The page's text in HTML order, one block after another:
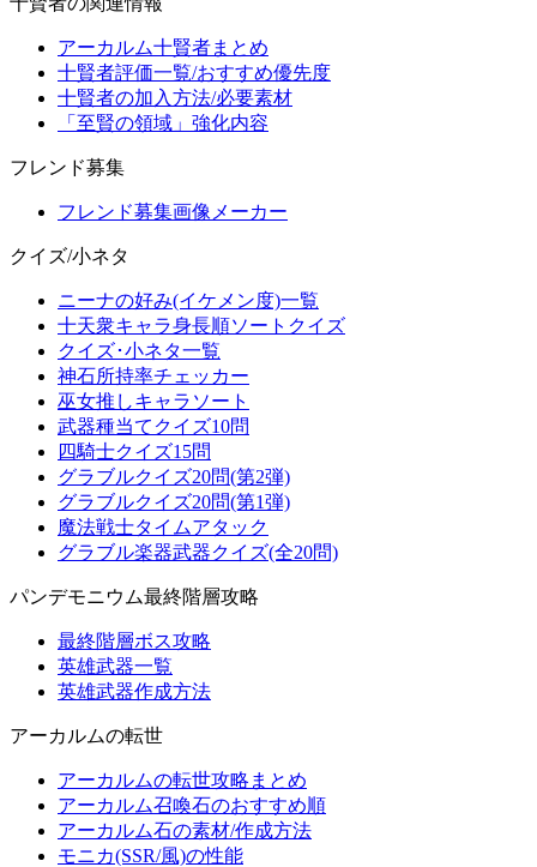
アーカルム十賢者まとめ
十賢者評価一覧/おすすめ優先度
十賢者の加入方法/必要素材
「至賢の領域」強化内容
フレンド募集
フレンド募集画像メーカー
クイズ/小ネタ
ニーナの好み(イケメン度)一覧
十天衆キャラ身長順ソートクイズ
クイズ･小ネタ一覧
神石所持率チェッカー
巫女推しキャラソート
武器種当てクイズ10問
四騎士クイズ15問
グラブルクイズ20問(第2弾)
グラブルクイズ20問(第1弾)
魔法戦士タイムアタック
グラブル楽器武器クイズ(全20問)
パンデモニウム最終階層攻略
最終階層ボス攻略
英雄武器一覧
英雄武器作成方法
アーカルムの転世
アーカルムの転世攻略まとめ
アーカルム召喚石のおすすめ順
アーカルム石の素材/作成方法
モニカ(SSR/風)の性能